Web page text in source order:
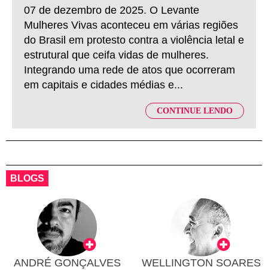
07 de dezembro de 2025. O Levante
Mulheres Vivas aconteceu em várias regiões
do Brasil em protesto contra a violência letal e
estrutural que ceifa vidas de mulheres.
Integrando uma rede de atos que ocorreram
em capitais e cidades médias e...
CONTINUE LENDO
BLOGS
ANDRÉ GONÇALVES WELLINGTON SOARES